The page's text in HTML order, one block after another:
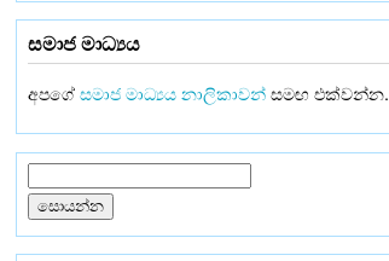
සමාජ මාධ්‍යය
අපගේසමාජ මාධ්‍යය නාලිකාවන්සමඟ එක්වන්න.